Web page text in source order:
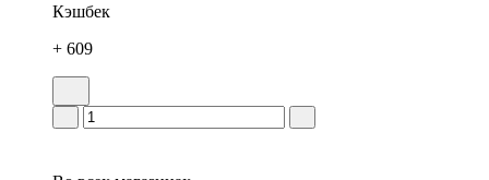
Кэшбек
+ 609